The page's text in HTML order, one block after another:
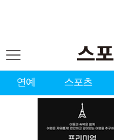
연예 스포츠